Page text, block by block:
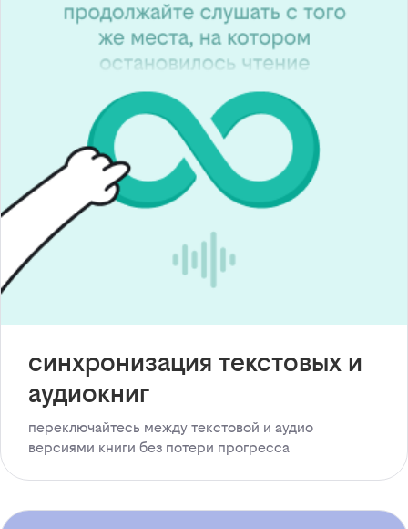
синхронизация текстовых и
аудиокниг
переключайтесь между текстовой и аудио
версиями книги без потери прогресса